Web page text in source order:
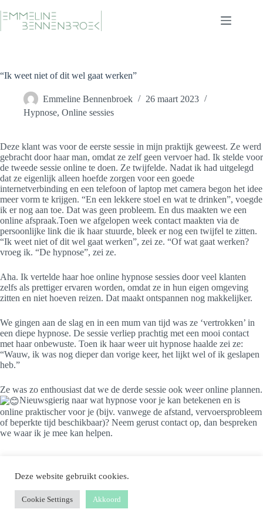
naar
“Ik weet niet of dit wel gaat werken”
Emmeline Bennenbroek
26 maart 2023
Hypnose, Online sessies
Deze klant was voor de eerste sessie in mijn praktijk geweest. Ze werd
gebracht door haar man, omdat ze zelf geen vervoer had. Ik stelde voor
de tweede sessie online te doen. Ze twijfelde. Nadat ik had uitgelegd
dat ze eigenlijk alleen hoefde zorgen voor een goede
internetverbinding en een telefoon of laptop met camera begon het idee
meer vorm te krijgen. “En een lekkere stoel en wat te drinken”, voegde
ik er nog aan toe. Dat was geen probleem. En dus maakten we een
online afspraak.Toen we afgelopen week contact maakten via de
persoonlijke link die ik haar stuurde, bleek er nog een twijfel te zitten.
“Ik weet niet of dit wel gaat werken”, zei ze. “Of wat gaat werken?
vroeg ik. “De hypnose”, zei ze.
Aha. Ik vertelde haar hoe online hypnose sessies door veel klanten
zelfs als prettiger ervaren worden, omdat ze in hun eigen omgeving
zitten en niet hoeven reizen. Dat maakt ontspannen nog makkelijker.
We gingen aan de slag en in een mum van tijd was ze ‘vertrokken’ in
een diepe hypnose. De sessie verliep prachtig met een mooi contact
met haar onbewuste. Toen ik haar weer uit hypnose haalde zei ze:
“Wauw, ik was nog dieper dan vorige keer, het lijkt wel of ik geslapen
heb.”
Ze was zo enthousiast dat we de derde sessie ook weer online plannen.
Nieuwsgierig naar wat hypnose voor je kan betekenen en is
online praktischer voor je (bijv. vanwege de afstand, vervoersprobleem
of beperkte tijd beschikbaar)? Neem gerust contact op, dan bespreken
we waar ik je mee kan helpen.
Copyright © 2026 Hypnotherapie | Hulp voor ouder en kind |
Deze website gebruikt cookies.
Cookie Settings Akkoord